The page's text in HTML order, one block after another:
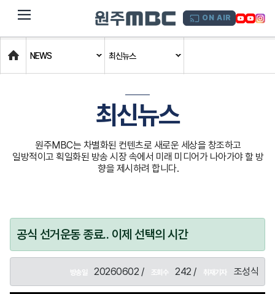
dehaze ON AIR
Home
NEWS 최신뉴스
최신뉴스
원주MBC는 차별화된 컨텐츠로 새로운 세상을 창조하고
일방적이고 획일화된 방송 시장 속에서 미래 미디어가 나아가야 할 방
향을 제시하려 합니다.
공식 선거운동 종료.. 이제 선택의 시간
방송일 20260602 / 조회수 242 / 취재기자 조성식